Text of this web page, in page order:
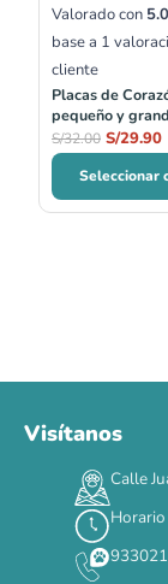
Valorado con
base a 1
cliente
Placas de
pequeño y
S/32.00 S/29.90
Seleccionar
Visítanos
Calle